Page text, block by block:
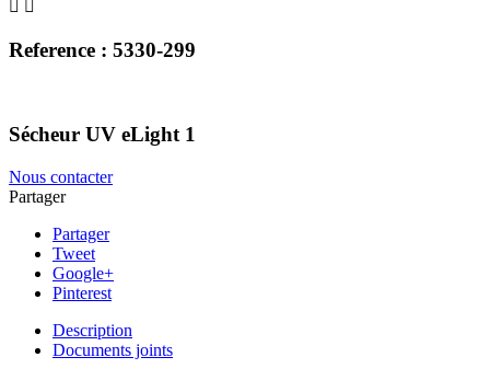
 
Reference : 5330-299
Sécheur UV eLight 1
Nous contacter
Partager
Partager
Tweet
Google+
Pinterest
Description
Documents joints